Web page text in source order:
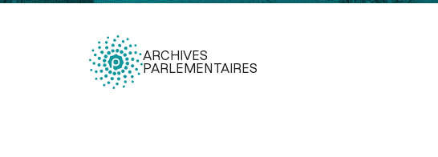
ARCHIVES
PARLEMENTAIRES